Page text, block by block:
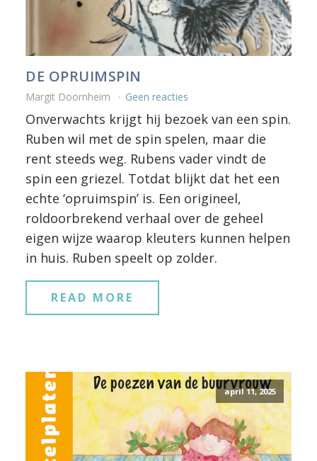
DE OPRUIMSPIN
Margit Doornheim Geen reacties
Onverwachts krijgt hij bezoek van een spin.
Ruben wil met de spin spelen, maar die
rent steeds weg. Rubens vader vindt de
spin een griezel. Totdat blijkt dat het een
echte ‘opruimspin’ is. Een origineel,
roldoorbrekend verhaal over de geheel
eigen wijze waarop kleuters kunnen helpen
in huis. Ruben speelt op zolder.
READ MORE
april 11, 2025